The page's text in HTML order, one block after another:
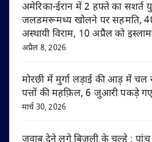
अमेरिका-ईरान में 2 हफ्ते का सशर्त
जलडमरूमध्य खोलने पर सहमति, 40
अस्थायी विराम, 10 अप्रैल को
अप्रैल 8, 2026
मोरछी में मुर्गा लड़ाई की आड़ में
पत्तों की महफ़िल, 6 जुआरी पकड़े
मार्च 30, 2026